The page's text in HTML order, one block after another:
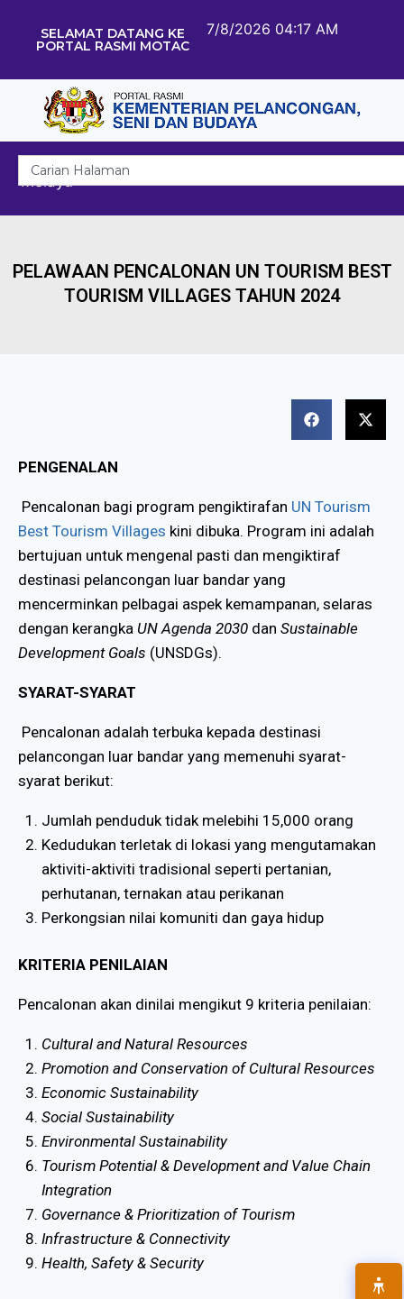
SELAMAT DATANG KE
PORTAL RASMI MOTAC
7/8/2026 04:17 AM
Melayu
PELAWAAN PENCALONAN UN TOURISM BEST
TOURISM VILLAGES TAHUN 2024
PENGENALAN
Pencalonan bagi program pengiktirafan UN Tourism
Best Tourism Villages kini dibuka. Program ini adalah
bertujuan untuk mengenal pasti dan mengiktiraf
destinasi pelancongan luar bandar yang
mencerminkan pelbagai aspek kemampanan, selaras
dengan kerangka UN Agenda 2030 dan Sustainable
Development Goals (UNSDGs).
SYARAT-SYARAT
Pencalonan adalah terbuka kepada destinasi
pelancongan luar bandar yang memenuhi syarat-
syarat berikut:
Jumlah penduduk tidak melebihi 15,000 orang
Kedudukan terletak di lokasi yang mengutamakan
aktiviti-aktiviti tradisional seperti pertanian,
perhutanan, ternakan atau perikanan
Perkongsian nilai komuniti dan gaya hidup
KRITERIA PENILAIAN
Pencalonan akan dinilai mengikut 9 kriteria penilaian:
Cultural and Natural Resources
Promotion and Conservation of Cultural Resources
Economic Sustainability
Social Sustainability
Environmental Sustainability
Tourism Potential & Development and Value Chain
Integration
Governance & Prioritization of Tourism
Infrastructure & Connectivity
Health, Safety & Security